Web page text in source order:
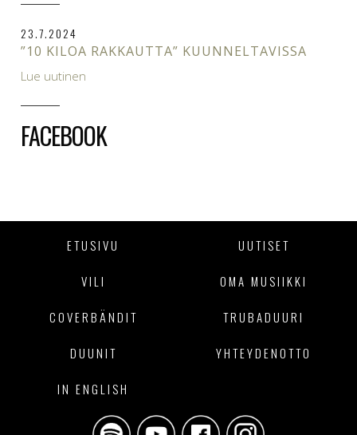
23.7.2024
”10 KILOA RAKKAUTTA” KUUNNELTAVISSA
Lue uutinen
FACEBOOK
ETUSIVU UUTISET
VILI OMA MUSIIKKI
COVERBÄNDIT TRUBADUURI
DUUNIT YHTEYDENOTTO
IN ENGLISH